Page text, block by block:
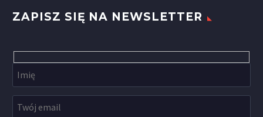
ZAPISZ SIĘ NA NEWSLETTER